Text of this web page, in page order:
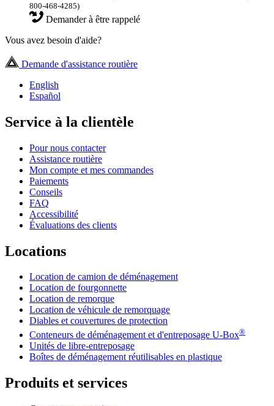
800-468-4285)
Demander à être rappelé
Vous avez besoin d'aide?
Demande d'assistance routière
English
Español
Service à la clientèle
Pour nous contacter
Assistance routière
Mon compte et mes commandes
Paiements
Conseils
FAQ
Accessibilité
Évaluations des clients
Locations
Location de camion de déménagement
Location de fourgonnette
Location de remorque
Location de véhicule de remorquage
Diables et couvertures de protection
Conteneurs de déménagement et d'entreposage U-Box®
Unités de libre-entreposage
Boîtes de déménagement réutilisables en plastique
Produits et services